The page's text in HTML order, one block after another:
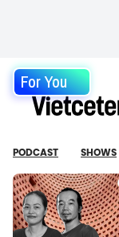
For You
PODCAST SHOWS